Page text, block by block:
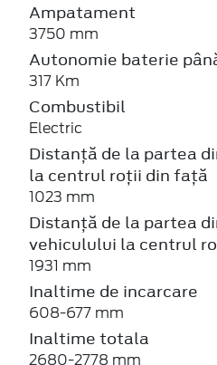
Ampatament
3750 mm
Autonomie baterie
317 Km
Combustibil
Electric
Distanță de la partea
la centrul roții din față
1023 mm
Distanță de la partea
vehiculului la centrul
1931 mm
Inaltime de incarcare
608-677 mm
Inaltime totala
2680-2778 mm